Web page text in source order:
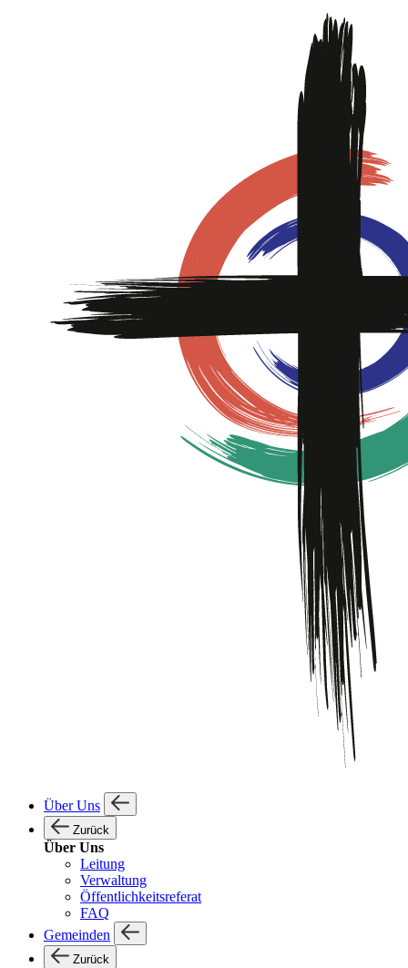
Über Uns
Zurück
Über Uns
Leitung
Verwaltung
Öffentlichkeitsreferat
FAQ
Gemeinden
Zurück